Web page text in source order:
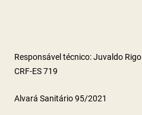
Responsável técnico: Juvaldo Rigo
CRF-ES 719
Alvará Sanitário 95/2021